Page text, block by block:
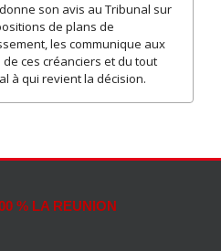
son avis au Tribunal sur
de plans de
les communique aux
de ces créanciers et du tout
à qui revient la décision.
% LA REUNION